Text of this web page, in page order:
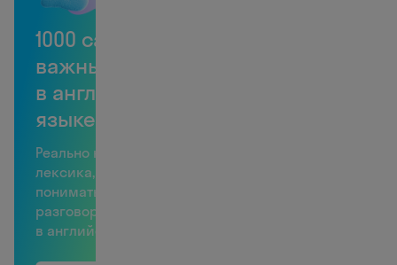
1000 самых
важных слов
в английском
языке
Реально нужная
лексика, чтобы
понимать 60%
разговоров
в английском